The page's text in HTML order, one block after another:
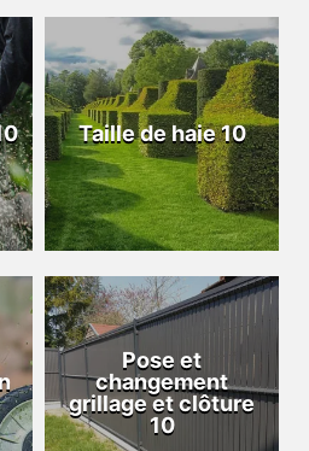
Taille de haie 10
Pose et
changement
grillage et clôture
10